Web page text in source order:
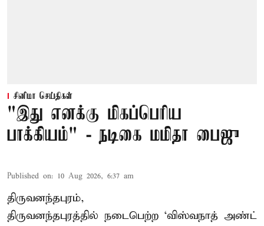
சினிமா செய்திகள்
"இது எனக்கு மிகப்பெரிய
பாக்கியம்" - நடிகை மமிதா பைஜு
Published on: 10 Aug 2026, 6:37 am
திருவனந்தபுரம்,
திருவனந்தபுரத்தில் நடைபெற்ற ‘விஸ்வநாத் அண்ட்